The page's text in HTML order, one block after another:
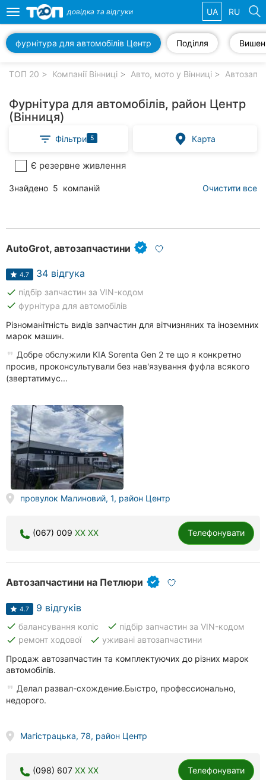
компанії
Популярні
рубрики:
Стоматології
Ветеринарні
Приватні
клініки
Автошколи
Ресторани
Всі
рубрики
Всі
міста:
Вінниця
Житомир
Київ
Харків
Запоріжжя
Дніпро
Toggle
navigation
довідка та відгуки UA RU
Поділля
фурнітура для автомобілів Центр
ТОП 20 Компанії Вінниці Авто, мото у Вінниці
Фурнітура для автомобілів, район Центр
(Вінниця)
Фільтри 5 Карта
Є резервне живлення
Знайдено 5 компаній Очистити все
AutoGrot, автозапчастини
4.7 34 відгука
done підбір запчастин за VIN-кодом
done фурнітура для автомобілів
Різноманітність видів запчастин для вітчизняних та іноземних
марок машин.
Добре обслужили KIA Sorenta Gen 2 те що я конкретно
просив, проконсультували без нав'язування фуфла всякого
(звертатимус...
провулок Малиновий, 1, район Центр
(067) 009 XX XX Телефонувати
Автозапчастини на Петлюри
4.7 9 відгуків
done балансування коліс done підбір запчастин за VIN-кодом
done ремонт ходової done уживані автозапчастини
Продаж автозапчастин та комплектуючих до різних марок
автомобілів.
Делал развал-схождение.Быстро, профессионально,
недорого.
Магістрацька, 78, район Центр
(098) 607 XX XX Телефонувати